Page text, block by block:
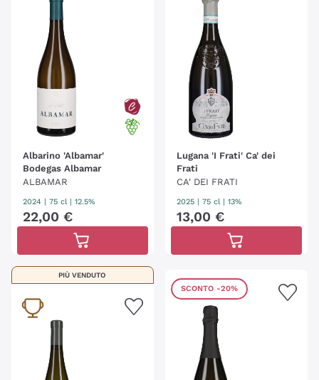
Albarino 'Albamar'
Bodegas Albamar
ALBAMAR
2024 75 cl | 12.5%
22,00 €
Lugana 'I Frati' Ca' dei
Frati
CA' DEI FRATI
2025 75 cl | 13%
13,00 €
PIÙ VENDUTO
SCONTO -20%